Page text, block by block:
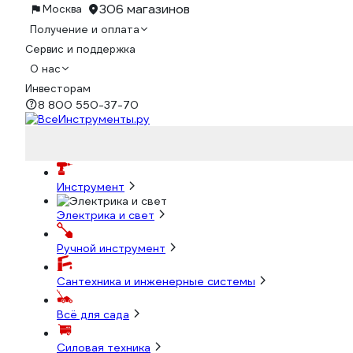
Москва 306 магазинов
Получение и оплата
Сервис и поддержка
О нас
Инвесторам
8 800 550-37-70
Инструмент
Электрика и свет
Ручной инструмент
Сантехника и инженерные системы
Всё для сада
Силовая техника